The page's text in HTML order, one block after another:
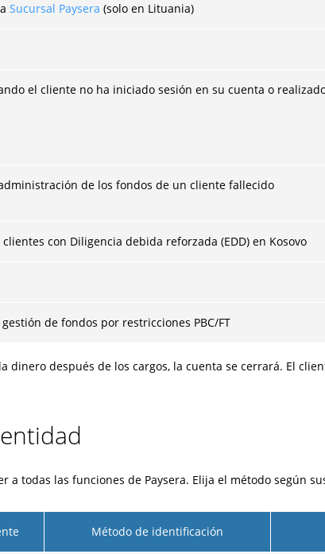
Sucursal Paysera (solo en Lituania)
el cliente no ha iniciado sesión en su cuenta o
de los fondos de un cliente fallecido
con Diligencia debida reforzada (EDD) en Kosovo
de fondos por restricciones PBC/FT
dinero después de los cargos, la cuenta se cerrará. El
a todas las funciones de Paysera. Elija el método según
Método de identificación